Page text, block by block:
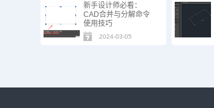
新手设计师必看：
CAD合并与分解命令
使用技巧
2024-03-05